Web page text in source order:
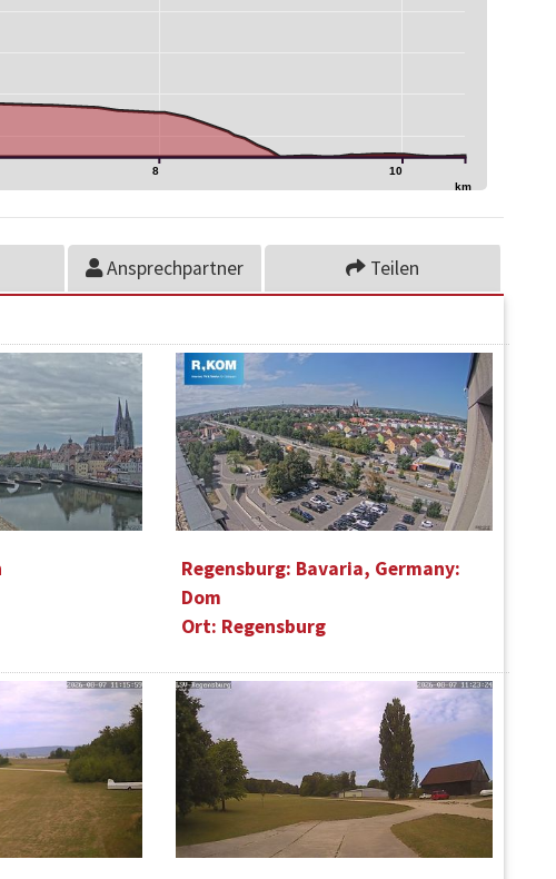
8 10
km
Ansprechpartner Teilen
Regensburg: Bavaria, Germany:
Dom
Ort: Regensburg